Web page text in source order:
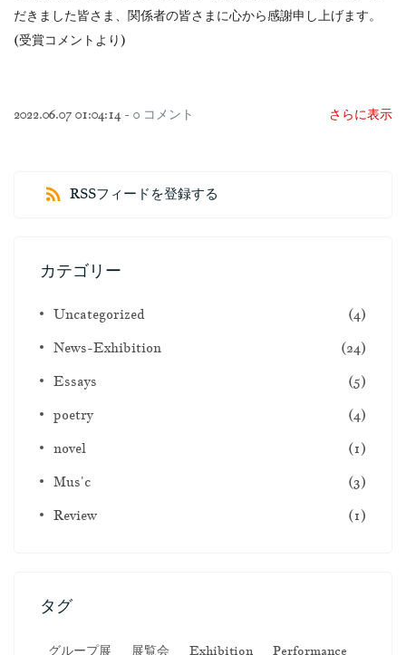
だきました皆さま、関係者の皆さまに心から感謝申し上げます。
(受賞コメントより)
2022.06.07 01:04:14 - 0 コメント さらに表示
RSSフィードを登録する
カテゴリー
Uncategorized
(4)
News-Exhibition
(24)
Essays
(5)
poetry
(4)
novel
(1)
Mus'c
(3)
Review
(1)
タグ
グループ展 展覧会 Exhibition Performance